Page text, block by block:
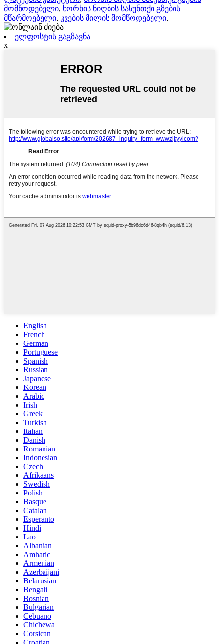
მომწოდებელი, ხორხის ნიღბის სასუნთქი გზების
მწარმოებელი, კვების მილის მომწოდებელი,
ელფოსტის გაგზავნა
x
English
French
German
Portuguese
Spanish
Russian
Japanese
Korean
Arabic
Irish
Greek
Turkish
Italian
Danish
Romanian
Indonesian
Czech
Afrikaans
Swedish
Polish
Basque
Catalan
Esperanto
Hindi
Lao
Albanian
Amharic
Armenian
Azerbaijani
Belarusian
Bengali
Bosnian
Bulgarian
Cebuano
Chichewa
Corsican
Croatian